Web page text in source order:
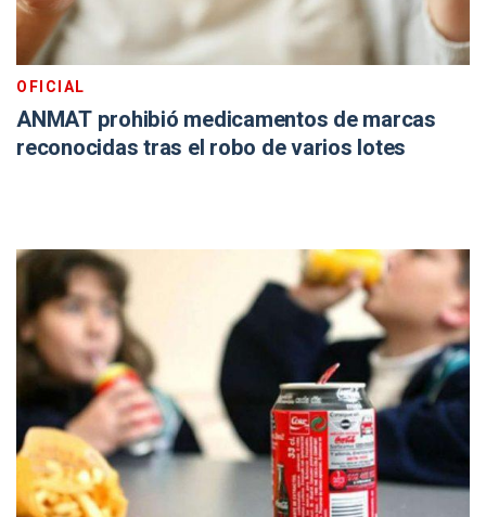
OFICIAL
ANMAT prohibió medicamentos de marcas
reconocidas tras el robo de varios lotes